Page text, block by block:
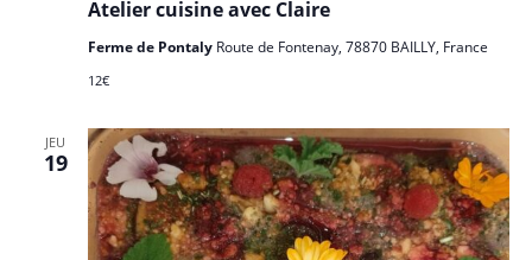
g
i
o
n
d
e
m
e
n
t
Atelier cuisine avec Claire
Ferme de Pontaly Route de Fontenay, 78870 BAILLY, France
12€
JEU
19